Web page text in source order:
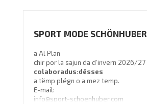
SPORT MODE SCHÖNHUBER
a Al Plan
chir por la sajun da d’invern 2026/27
colaboradus:dësses
a tëmp plëgn o a mez temp.
E-mail:
info@sport-schoenhuber.com